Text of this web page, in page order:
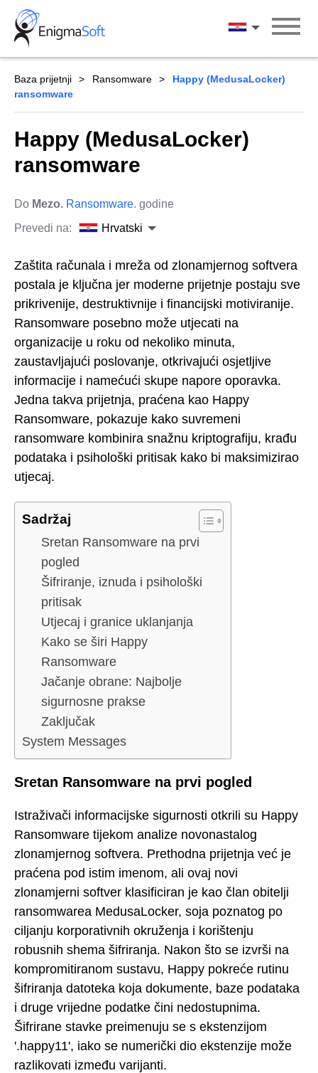
Skip
content
Hrvatski
Baza prijetnji Ransomware
Happy (MedusaLocker)
ransomware
Happy (MedusaLocker)
ransomware
Do Mezo. Ransomware. godine
Prevedi na:
Hrvatski
Zaštita računala i mreža od zlonamjernog softvera
postala je ključna jer moderne prijetnje postaju sve
prikrivenije, destruktivnije i financijski motiviranije.
Ransomware posebno može utjecati na
organizacije u roku od nekoliko minuta,
zaustavljajući poslovanje, otkrivajući osjetljive
informacije i namećući skupe napore oporavka.
Jedna takva prijetnja, praćena kao Happy
Ransomware, pokazuje kako suvremeni
ransomware kombinira snažnu kriptografiju, krađu
podataka i psihološki pritisak kako bi maksimizirao
utjecaj.
Sadržaj
Sretan Ransomware na prvi
pogled
Šifriranje, iznuda i psihološki
pritisak
Utjecaj i granice uklanjanja
Kako se širi Happy
Ransomware
Jačanje obrane: Najbolje
sigurnosne prakse
Zaključak
System Messages
Sretan Ransomware na prvi pogled
Istraživači informacijske sigurnosti otkrili su Happy
Ransomware tijekom analize novonastalog
zlonamjernog softvera. Prethodna prijetnja već je
praćena pod istim imenom, ali ovaj novi
zlonamjerni softver klasificiran je kao član obitelji
ransomwarea MedusaLocker, soja poznatog po
ciljanju korporativnih okruženja i korištenju
robusnih shema šifriranja. Nakon što se izvrši na
kompromitiranom sustavu, Happy pokreće rutinu
šifriranja datoteka koja dokumente, baze podataka
i druge vrijedne podatke čini nedostupnima.
Šifrirane stavke preimenuju se s ekstenzijom
'.happy11', iako se numerički dio ekstenzije može
razlikovati između varijanti.